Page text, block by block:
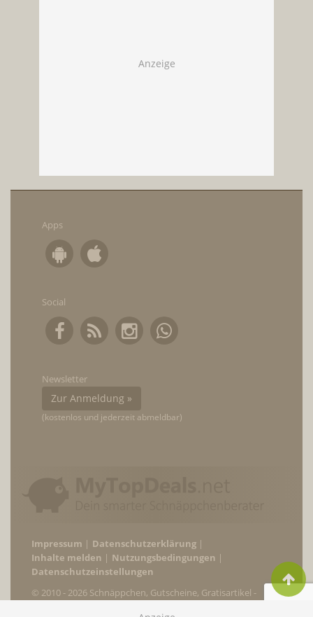
Apps
Social
Newsletter
Zur Anmeldung »
(kostenlos und jederzeit abmeldbar)
Impressum
Datenschutzerklärung
Inhalte melden
Nutzungsbedingungen
Datenschutzeinstellungen
© 2010 - 2026 Schnäppchen, Gutscheine, Gratisartikel -